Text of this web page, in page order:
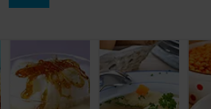
Musaca de
cartofi cu
cașcaval
Lapte de
pasăre
cu